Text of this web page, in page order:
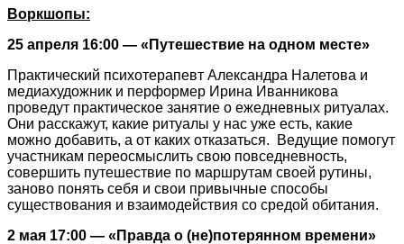
Воркшопы:
25 апреля 16:00 — «Путешествие на одном месте»
Практический психотерапевт Александра Налетова и
медиахудожник и перформер Ирина Иванникова
проведут практическое занятие о ежедневных ритуалах.
Они расскажут, какие ритуалы у нас уже есть, какие
можно добавить, а от каких отказаться. Ведущие помогут
участникам переосмыслить свою повседневность,
совершить путешествие по маршрутам своей рутины,
заново понять себя и свои привычные способы
существования и взаимодействия со средой обитания.
2 мая 17:00 — «Правда о (не)потерянном времени»